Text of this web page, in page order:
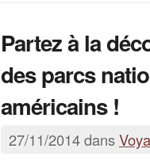
Partez à la
des parcs
américains !
27/11/2014 dans